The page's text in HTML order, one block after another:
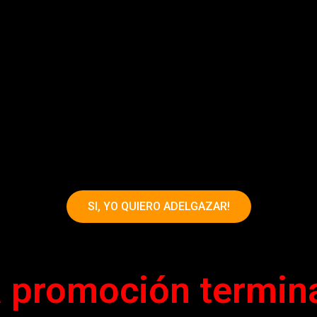
SI, YO QUIERO ADELGAZAR!
promoción